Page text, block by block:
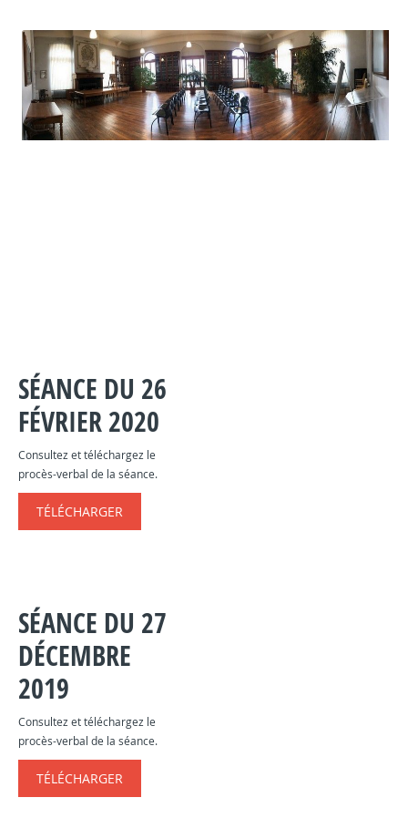
SÉANCE DU 26
FÉVRIER 2020
Consultez et téléchargez le
procès-verbal de la séance.
TÉLÉCHARGER
SÉANCE DU 27
DÉCEMBRE
2019
Consultez et téléchargez le
procès-verbal de la séance.
TÉLÉCHARGER